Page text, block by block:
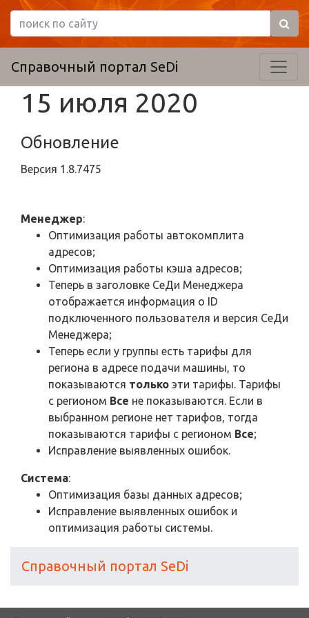
Справочный портал SeDi
15 июля 2020
Обновление
Версия 1.8.7475
Менеджер:
Оптимизация работы автокомплита
адресов;
Оптимизация работы кэша адресов;
Теперь в заголовке СеДи Менеджера
отображается информация о ID
подключенного пользователя и версия СеДи
Менеджера;
Теперь если у группы есть тарифы для
региона в адресе подачи машины, то
показываются только эти тарифы. Тарифы
с регионом Все не показываются. Если в
выбранном регионе нет тарифов, тогда
показываются тарифы с регионом Все;
Исправление выявленных ошибок.
Система:
Оптимизация базы данных адресов;
Исправление выявленных ошибок и
оптимизация работы системы.
Справочный портал SeDi